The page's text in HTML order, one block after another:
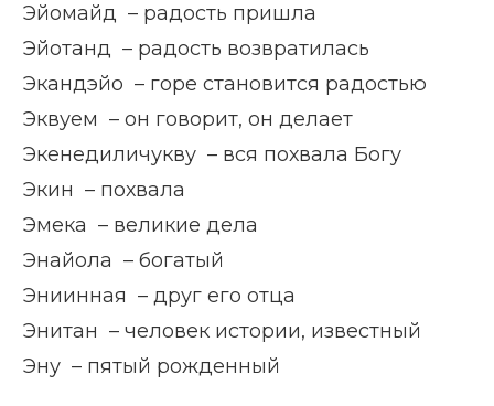
Эйомайд – радость пришла
Эйотанд – радость возвратилась
Экандэйо – горе становится радостью
Эквуем – он говорит, он делает
Экенедиличукву – вся похвала Богу
Экин – похвала
Эмека – великие дела
Энайола – богатый
Эниинная – друг его отца
Энитан – человек истории, известный
Эну – пятый рожденный